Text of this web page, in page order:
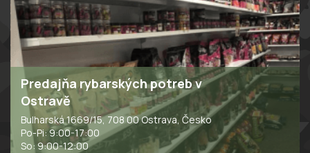
Predajňa rybarských potreb v
Ostravě
Bulharská 1669/15, 708 00 Ostrava, Česko
Po-Pi: 9:00-17:00
So: 9:00-12:00